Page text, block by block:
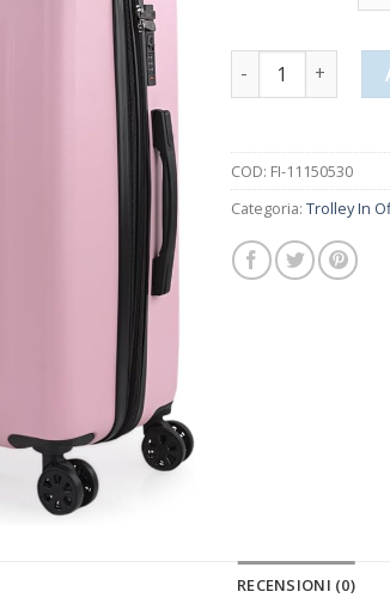
trolley in offerta
COD: FI-11150530
Categoria: Trolley In
RECENSIONI (0)